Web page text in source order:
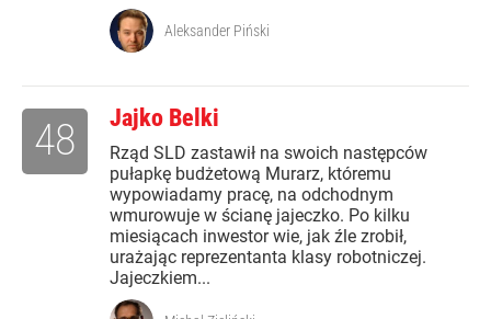
Aleksander Piński
Jajko Belki
Rząd SLD zastawił na swoich następców
pułapkę budżetową Murarz, któremu
wypowiadamy pracę, na odchodnym
wmurowuje w ścianę jajeczko. Po kilku
miesiącach inwestor wie, jak źle zrobił,
urażając reprezentanta klasy robotniczej.
Jajeczkiem...
48